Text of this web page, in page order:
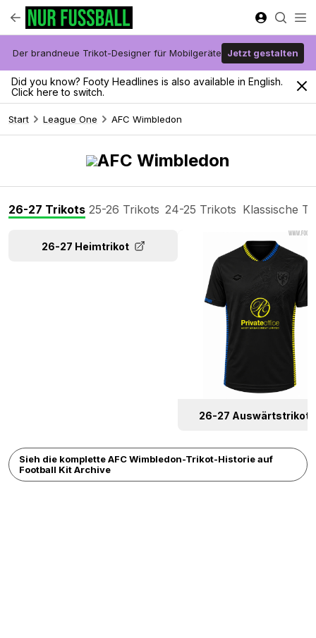
Der brandneue Trikot-Designer für Mobilgeräte Jetzt gestalten
Did you know? Footy Headlines is also available in English.
Click here to switch.
Start League One AFC Wimbledon
AFC Wimbledon
26-27 Trikots 25-26 Trikots 24-25 Trikots Klassische
26-27 Heimtrikot
26-27 Auswärtstrikot
Sieh die komplette AFC Wimbledon-Trikot-Historie auf
Football Kit Archive